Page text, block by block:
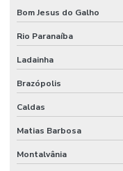
Bom Jesus do Galho
Rio Paranaíba
Ladainha
Brazópolis
Caldas
Matias Barbosa
Montalvânia